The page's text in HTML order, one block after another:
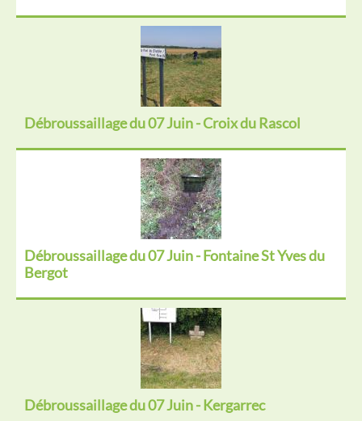
Débroussaillage du 07 Juin - Croix du Rascol
Débroussaillage du 07 Juin - Fontaine St Yves du
Bergot
Débroussaillage du 07 Juin - Kergarrec